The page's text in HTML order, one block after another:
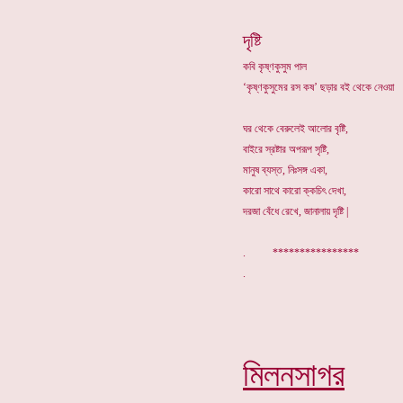
দৃষ্টি
কবি কৃষ্ণকুসুম পাল
‘কৃষ্ণকুসুমের রস কষ’ ছড়ার বই থেকে নেওয়া
ঘর থেকে বেরুলেই আলোর বৃষ্টি,
বাইরে স্রষ্টার অপরূপ সৃষ্টি,
মানুষ ব্যস্ত, নিঃসঙ্গ একা,
কারো সাথে কারো ক্কচিৎ দেখা,
দরজা বেঁধে রেখে, জানালায় দৃষ্টি |
. ****************
মিলনসাগর